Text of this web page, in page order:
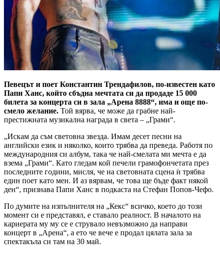
Певецът и поет Константин Трендафилов, по-известен като
Папи Ханс, който сбъдна мечтата си да продаде 15 000
билета за концерта си в зала „Арена 8888“, има и още по-
смело желание. Той вярва, че може да грабне най-
престижната музикална награда в света – „Грами“.
„Искам да съм световна звезда. Имам десет песни на
английски език и няколко, които трябва да преведа. Работя по
международния си албум, така че най-смелата ми мечта е да
взема „Грами“. Като гледам кой печели грамофончетата през
последните години, мисля, че на световната сцена ѝ трябва
един поет като мен. И аз вярвам, че това ще бъде факт някой
ден“, признава Папи Ханс в подкаста на Стефан Попов-Чефо.
По думите на изпълнителя на „Кекс“ всичко, което до този
момент си е представял, е ставало реалност. В началото на
кариерата му му се е струвало невъзможно да направи
концерт в „Арена“, а ето че вече е продал цялата зала за
спектакъла си там на 30 май.